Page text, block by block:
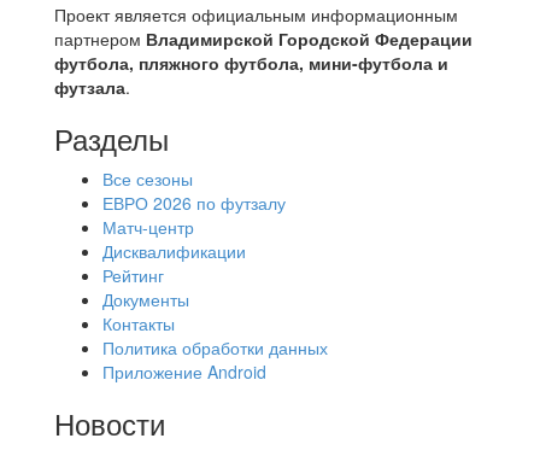
Проект является официальным информационным
партнером Владимирской Городской Федерации
футбола, пляжного футбола, мини-футбола и
футзала.
Разделы
Все сезоны
ЕВРО 2026 по футзалу
Матч-центр
Дисквалификации
Рейтинг
Документы
Контакты
Политика обработки данных
Приложение Android
Новости